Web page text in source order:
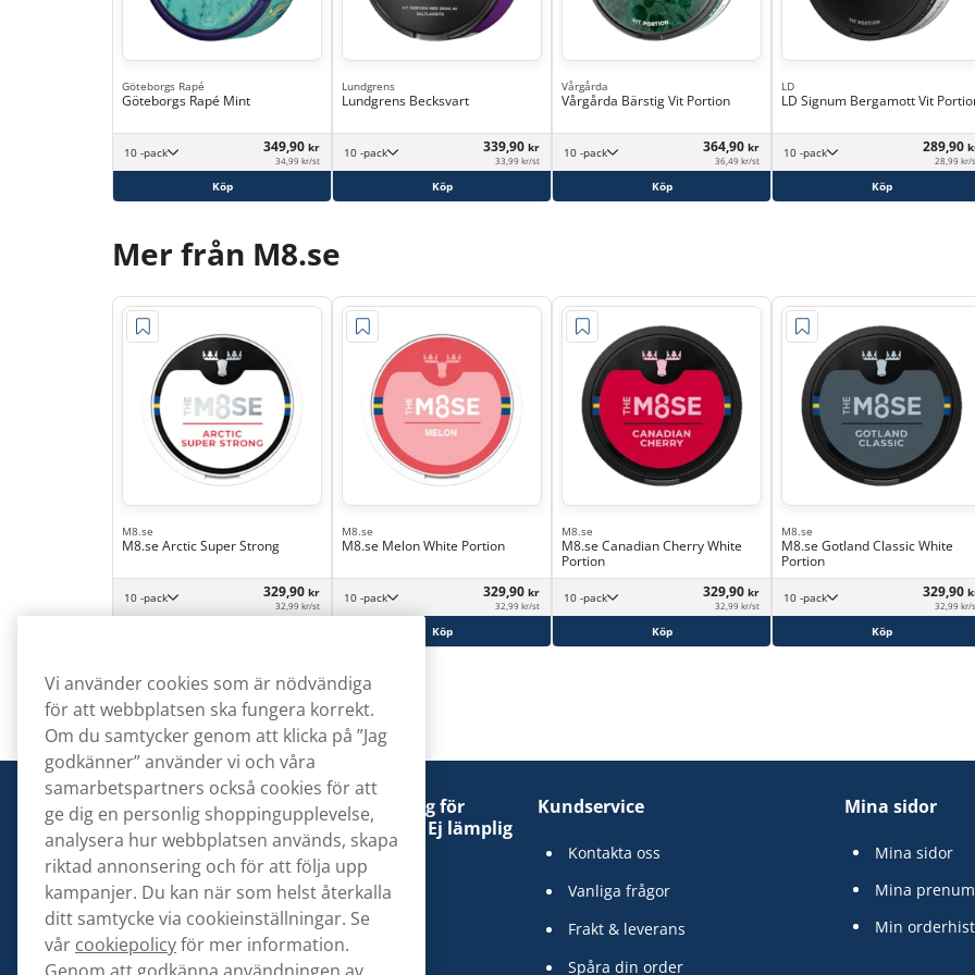
Göteborgs Rapé
Göteborgs Rapé Mint
10 -pack 349,90 kr
34,99 kr/st
Köp
Lundgrens
Lundgrens Becksvart
10 -pack 339,90 kr
33,99 kr/st
Köp
Vårgårda
Vårgårda Bärstig Vit Portion
10 -pack 364,90 kr
36,49 kr/st
Köp
LD
LD Signum Bergamott Vit
10 -pack 289,90
28,99 kr/
Köp
Mer från M8.se
M8.se
M8.se Arctic Super Strong
10 -pack 329,90 kr
32,99 kr/st
M8.se
M8.se Melon White Portion
10 -pack 329,90 kr
32,99 kr/st
Köp
M8.se
M8.se Canadian Cherry White
Portion
10 -pack 329,90 kr
32,99 kr/st
Köp
M8.se
M8.se Gotland Classic White
Portion
10 -pack 329,90
32,99 kr/
Köp
Denna tobaksprodukt kan vara skadlig för
hälsan och är beroendeframkallande. Ej lämplig
för personer under 18 år.
Kundservice
Kontakta oss
Vanliga frågor
Frakt & leverans
Spåra din order
Mina sidor
Mina sidor
Mina
Min
Vi använder cookies som är nödvändiga
för att webbplatsen ska fungera korrekt.
Om du samtycker genom att klicka på ”Jag
godkänner” använder vi och våra
samarbetspartners också cookies för att
ge dig en personlig shoppingupplevelse,
analysera hur webbplatsen används, skapa
riktad annonsering och för att följa upp
kampanjer. Du kan när som helst återkalla
ditt samtycke via cookieinställningar. Se
vår cookiepolicyför mer information.